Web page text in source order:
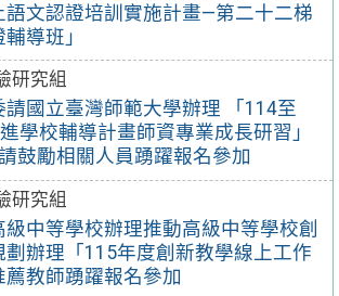
語文認證培訓實施計畫—第二十二梯
導班」
研究組
國立臺灣師範大學辦理 「114至
學校輔導計畫師資專業成長研習」
鼓勵相關人員踴躍報名參加
研究組
中等學校辦理推動高級中等學校創
辦理「115年度創新教學線上工作
教師踴躍報名參加